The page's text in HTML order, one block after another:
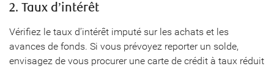
2. Taux d’intérêt
Vérifiez le taux d’intérêt imputé sur les achats et les
avances de fonds. Si vous prévoyez reporter un solde,
envisagez de vous procurer une carte de crédit à taux réduit